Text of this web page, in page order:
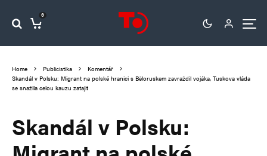
0
Home Publicistika
Komentář
Skandál v Polsku: Migrant na polské hranici s Běloruskem zavraždil vojáka, Tuskova vláda
se snažila celou kauzu zatajit
Skandál v Polsku: